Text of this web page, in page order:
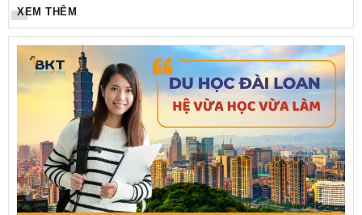
Đại học trở lên tại Việt Nam. Thời gian đào tạo được rút...
XEM THÊM